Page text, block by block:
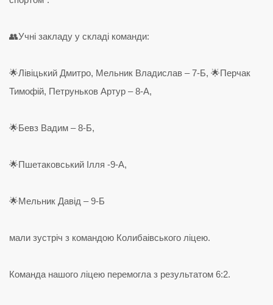
👥Учні закладу у складі команди:
🌟Лівіцький Дмитро, Мельник Владислав – 7-Б, 🌟Перчак
Тимофій, Петруньков Артур – 8-А,
🌟Бевз Вадим – 8-Б,
🌟Пшетаковський Ілля -9-А,
🌟Мельник Давід – 9-Б
мали зустріч з командою Колибаівського ліцею.
Команда нашого ліцею перемогла з результатом 6:2.